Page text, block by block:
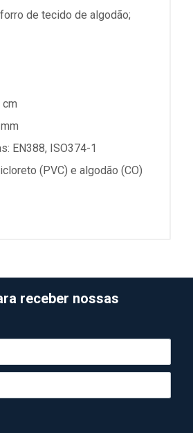
de tecido de algodão;
cm
EN388, ISO374-1
(PVC) e algodão (CO)
receber nossas